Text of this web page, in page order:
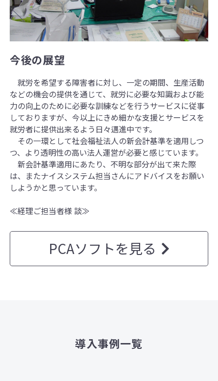
今後の展望
就労を希望する障害者に対し、一定の期間、生産活動
などの機会の提供を通じて、就労に必要な知識および能
力の向上のために必要な訓練などを行うサービスに従事
しておりますが、今以上にきめ細かな支援とサービスを
就労者に提供出来るよう日々邁進中です。
その一環として社会福祉法人の新会計基準を適用しつ
つ、より透明性の高い法人運営が必要と感じています。
新会計基準適用にあたり、不明な部分が出て来た際
は、またナイスシステム担当さんにアドバイスをお願い
しようかと思っています。
≪経理ご担当者様 談≫
PCAソフトを見る
導入事例一覧